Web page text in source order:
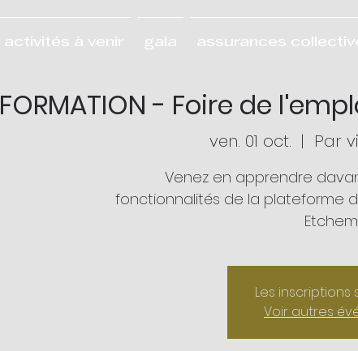
activités à venir gala assurances
FORMATION - Foire de
ven. 01 oct.
  |
Par
Venez en apprendre
fonctionnalités de la plateforme
Les inscriptions
Voir autres